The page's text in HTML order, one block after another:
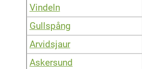
Vindeln
Gullspång
Arvidsjaur
Askersund